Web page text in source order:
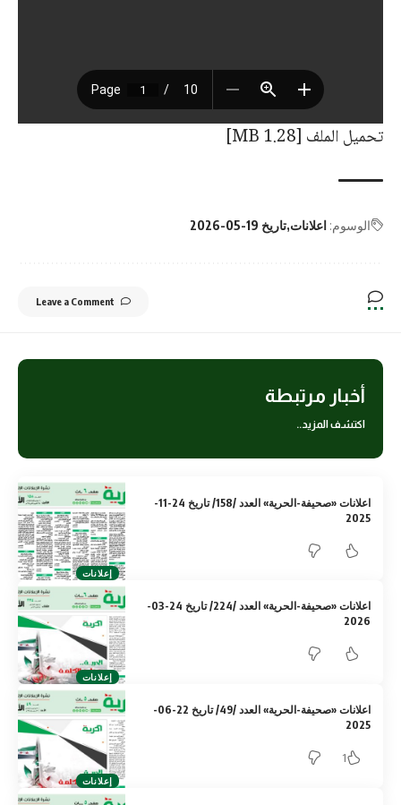
تحميل الملف [1.28 MB]
الوسوم: اعلانات تاريخ 19-05-2026
Leave a Comment
أخبار مرتبطة
اكتشف المزيد..
إعلانات
اعلانات «صحيفة-الحرية» العدد /158/ تاريخ 24-11-
2025
إعلانات
اعلانات «صحيفة-الحرية» العدد /224/ تاريخ 24-03-
2026
إعلانات
اعلانات «صحيفة-الحرية» العدد /49/ تاريخ 22-06-
2025
1